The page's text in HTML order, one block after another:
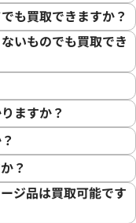
も買取できますか？
いものでも買取でき
ますか？
？
ジ品は買取可能です